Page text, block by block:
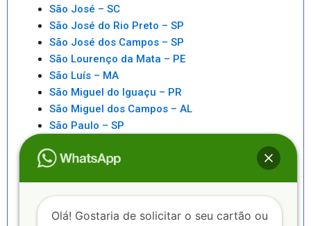
São José – SC
São José do Rio Preto – SP
São José dos Campos – SP
São Lourenço da Mata – PE
São Luís – MA
São Miguel do Iguaçu – PR
São Miguel dos Campos – AL
São Paulo – SP
São Sebastiao – SP
Senhor do Bonfim – BA
Olá! Gostaria de solicitar o seu cartão ou